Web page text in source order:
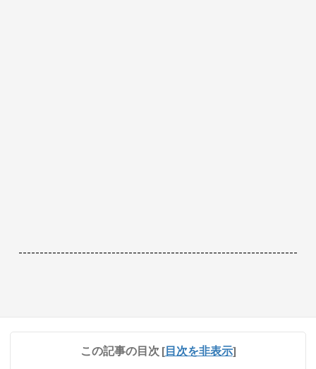
------------------------------------------------------------------
この記事の目次 [目次を非表示]